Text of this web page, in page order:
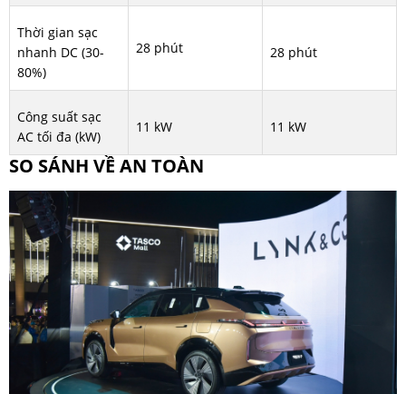
Thời gian sạc
nhanh DC (30-
80%)
28 phút 28 phút
Công suất sạc
AC tối đa (kW)
11 kW 11 kW
SO SÁNH VỀ AN TOÀN